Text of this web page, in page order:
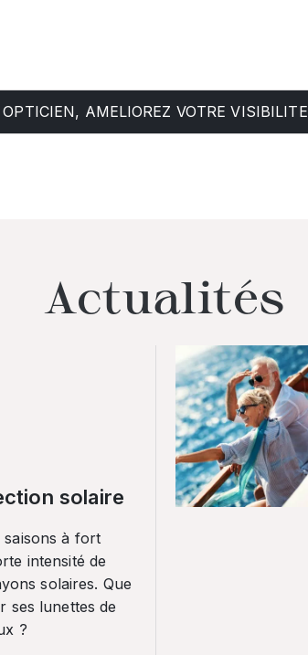
OPTICIEN, AMELIOREZ VOTRE VISIBILITE
Actualités
solaire
saisons à fort
intensité de
solaires. Que
ses lunettes de
?